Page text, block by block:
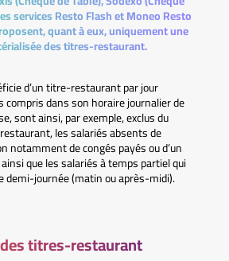
services Resto Flash et Moneo Resto
quant à eux, uniquement une
des titres-restaurant.
d’un titre-restaurant par jour
compris dans son horaire journalier de
sont ainsi, par exemple, exclus du
les salariés absents de
notamment de congés payés ou d’un
que les salariés à temps partiel qui
demi-journée (matin ou après-midi).
titres-restaurant